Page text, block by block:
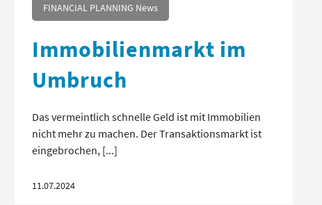
FINANCIAL PLANNING News
Immobilienmarkt im
Umbruch
Das vermeintlich schnelle Geld ist mit Immobilien
nicht mehr zu machen. Der Transaktionsmarkt ist
eingebrochen, [...]
11.07.2024